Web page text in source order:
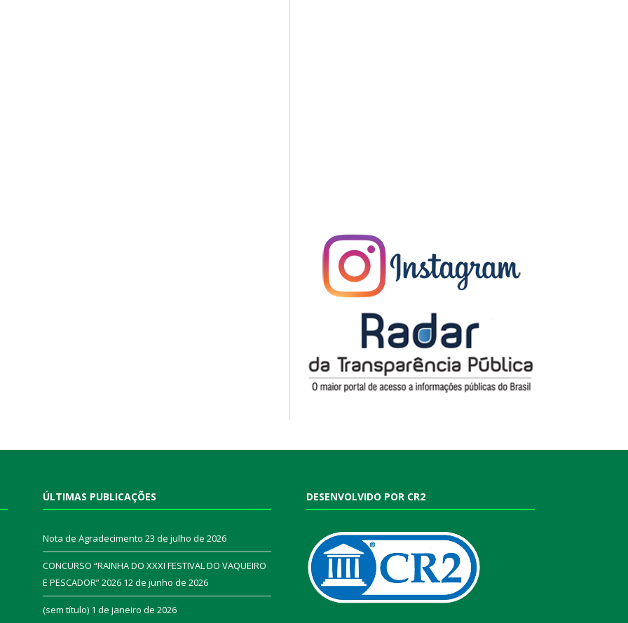
ÚLTIMAS PUBLICAÇÕES
Nota de Agradecimento 23 de julho de 2026
CONCURSO “RAINHA DO XXXI FESTIVAL DO VAQUEIRO
E PESCADOR” 2026 12 de junho de 2026
(sem título) 1 de janeiro de 2026
DESENVOLVIDO POR CR2